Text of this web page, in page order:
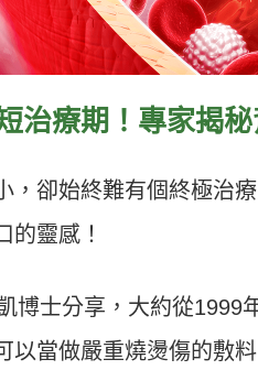
治療期！專家揭
，卻始終難有個終極治
的靈感！
博士分享，大約從1999
以當做嚴重燒燙傷的敷料